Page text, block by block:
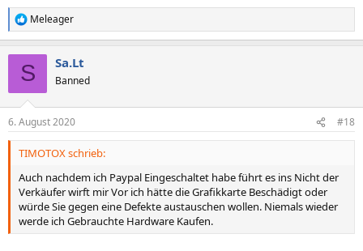
R
e
e
n
Meleager
S Sa.Lt
Banned
6. August 2020 #18
TIMOTOX schrieb:
Auch nachdem ich Paypal Eingeschaltet habe führt es ins Nicht der
Verkäufer wirft mir Vor ich hätte die Grafikkarte Beschädigt oder
würde Sie gegen eine Defekte austauschen wollen. Niemals wieder
werde ich Gebrauchte Hardware Kaufen.